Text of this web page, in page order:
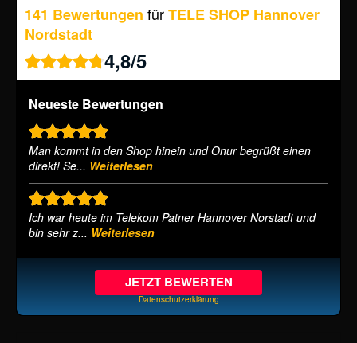
141 Bewertungen fürTELE SHOP Hannover
Nordstadt
4,8/5
Neueste Bewertungen
Man kommt in den Shop hinein und Onur begrüßt einen
direkt! Se... Weiterlesen
Ich war heute im Telekom Patner Hannover Norstadt und
bin sehr z... Weiterlesen
JETZT BEWERTEN
Datenschutzerklärung